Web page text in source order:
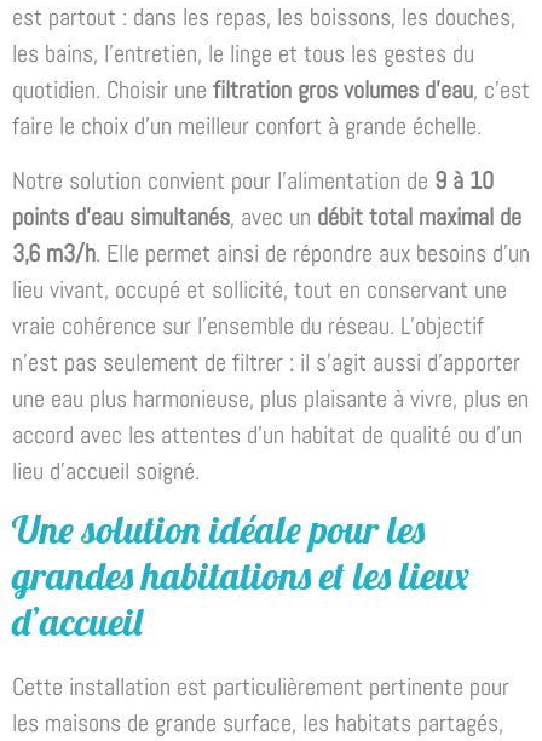
est partout : dans les repas, les boissons, les douches,
les bains, l’entretien, le linge et tous les gestes du
quotidien. Choisir une filtration gros volumes d’eau, c’est
faire le choix d’un meilleur confort à grande échelle.
Notre solution convient pour l’alimentation de 9 à 10
points d’eau simultanés, avec un débit total maximal de
3,6 m3/h. Elle permet ainsi de répondre aux besoins d’un
lieu vivant, occupé et sollicité, tout en conservant une
vraie cohérence sur l’ensemble du réseau. L’objectif
n’est pas seulement de filtrer : il s’agit aussi d’apporter
une eau plus harmonieuse, plus plaisante à vivre, plus en
accord avec les attentes d’un habitat de qualité ou d’un
lieu d’accueil soigné.
Une solution idéale pour les
grandes habitations et les lieux
d’accueil
Cette installation est particulièrement pertinente pour
les maisons de grande surface, les habitats partagés,